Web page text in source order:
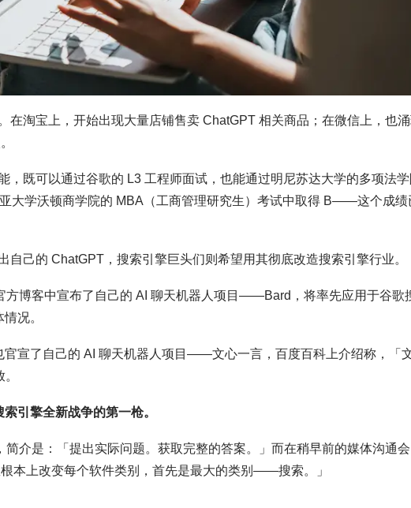
在淘宝上，开始出现大量店铺售卖 ChatGPT 相关商品；在微信上，也
，既可以通过谷歌的 L3 工程师面试，也能通过明尼苏达大学的多项法
大学沃顿商学院的 MBA（工商管理研究生）考试中取得 B——这个成绩
自己的 ChatGPT，搜索引擎巨头们则希望用其彻底改造搜索引擎行业。
方博客中宣布了自己的 AI 聊天机器人项目——Bard，将率先应用于谷歌
况。
官宣了自己的 AI 聊天机器人项目——文心一言，百度百科上介绍称，「
引擎全新战争的第一枪。
介是：「提出实际问题。获取完整的答案。」而在稍早前的媒体沟通会
本上改变每个软件类别，首先是最大的类别——搜索。」